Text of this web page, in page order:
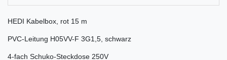
HEDI Kabelbox, rot 15 m
PVC-Leitung H05VV-F 3G1,5, schwarz
4-fach Schuko-Steckdose 250V